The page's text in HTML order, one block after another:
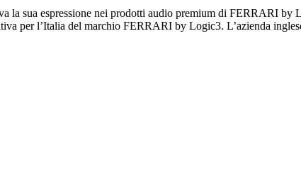
la sua espressione nei prodotti audio premium di FERRARI
per l’Italia del marchio FERRARI by Logic3. L’azienda